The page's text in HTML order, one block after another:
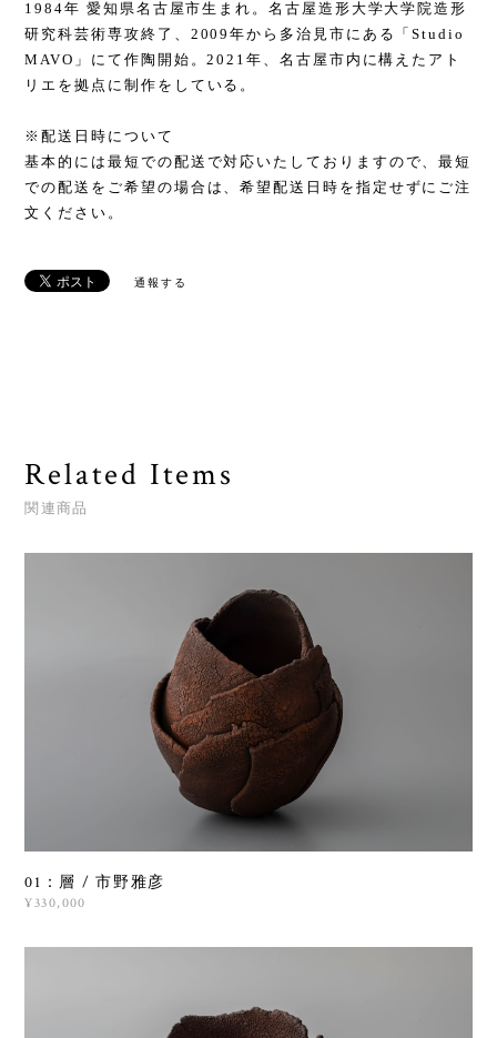
1984年 愛知県名古屋市生まれ。名古屋造形大学大学院造形
研究科芸術専攻終了、2009年から多治見市にある「Studio
MAVO」にて作陶開始。2021年、名古屋市内に構えたアト
リエを拠点に制作をしている。
※配送日時について
基本的には最短での配送で対応いたしておりますので、最短
での配送をご希望の場合は、希望配送日時を指定せずにご注
文ください。
通報する
Related Items
関連商品
01：層 / 市野雅彦
¥330,000